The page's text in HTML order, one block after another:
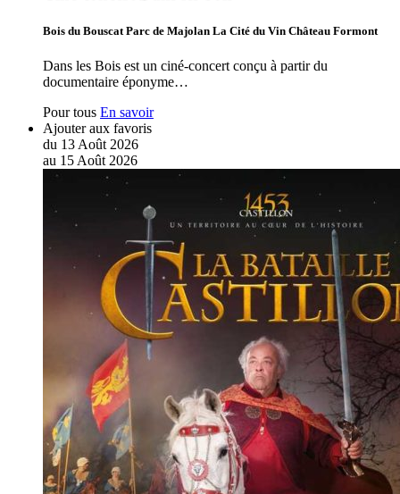
Bois du Bouscat Parc de Majolan La Cité du Vin Château Formont
Dans les Bois est un ciné-concert conçu à partir du
documentaire éponyme…
Pour tous En savoir
Ajouter aux favoris
du 13 Août 2026
au 15 Août 2026